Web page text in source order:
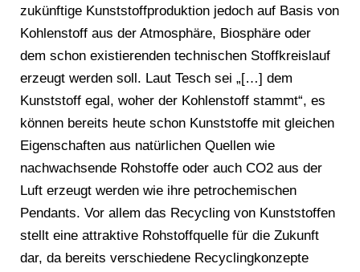
zukünftige Kunststoffproduktion jedoch auf Basis von
Kohlenstoff aus der Atmosphäre, Biosphäre oder
dem schon existierenden technischen Stoffkreislauf
erzeugt werden soll. Laut Tesch sei „[…] dem
Kunststoff egal, woher der Kohlenstoff stammt“, es
können bereits heute schon Kunststoffe mit gleichen
Eigenschaften aus natürlichen Quellen wie
nachwachsende Rohstoffe oder auch CO2 aus der
Luft erzeugt werden wie ihre petrochemischen
Pendants. Vor allem das Recycling von Kunststoffen
stellt eine attraktive Rohstoffquelle für die Zukunft
dar, da bereits verschiedene Recyclingkonzepte